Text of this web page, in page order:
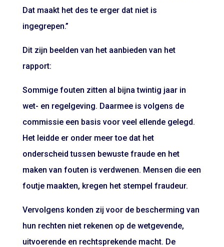
Dat maakt het des te erger dat niet is
ingegrepen.”
Dit zijn beelden van het aanbieden van het
rapport:
Sommige fouten zitten al bijna twintig jaar in
wet- en regelgeving. Daarmee is volgens de
commissie een basis voor veel ellende gelegd.
Het leidde er onder meer toe dat het
onderscheid tussen bewuste fraude en het
maken van fouten is verdwenen. Mensen die een
foutje maakten, kregen het stempel fraudeur.
Vervolgens konden zij voor de bescherming van
hun rechten niet rekenen op de wetgevende,
uitvoerende en rechtsprekende macht. De